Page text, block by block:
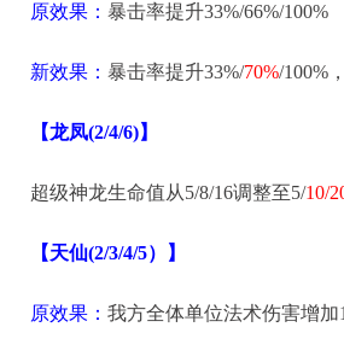
原效果：暴击率提升33%/66%/100%
新效果：暴击率提升33%/70%/100%，
【龙凤(2/4/6)】
超级神龙生命值从5/8/16调整至5/10/
【天仙(2/3/4/5）】
原效果：我方全体单位法术伤害增加